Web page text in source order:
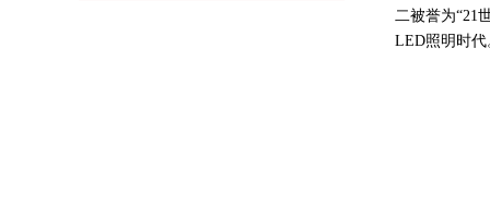
二被誉为“21
LED照明时代